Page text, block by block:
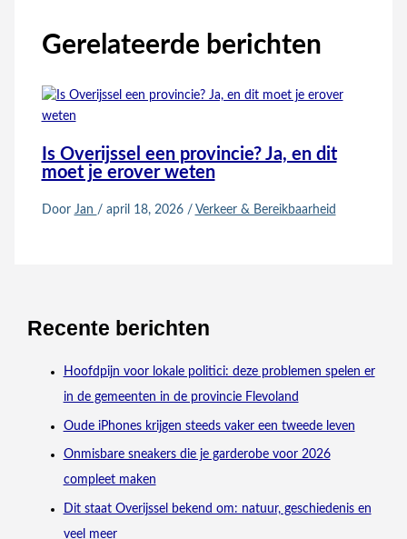
Gerelateerde berichten
Is Overijssel een provincie? Ja, en dit
moet je erover weten
Door Jan / april 18, 2026 / Verkeer & Bereikbaarheid
Recente berichten
Hoofdpijn voor lokale politici: deze problemen spelen er
in de gemeenten in de provincie Flevoland
Oude iPhones krijgen steeds vaker een tweede leven
Onmisbare sneakers die je garderobe voor 2026
compleet maken
Dit staat Overijssel bekend om: natuur, geschiedenis en
veel meer